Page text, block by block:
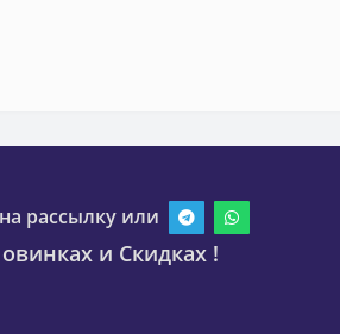
рассылку или
и Скидках !